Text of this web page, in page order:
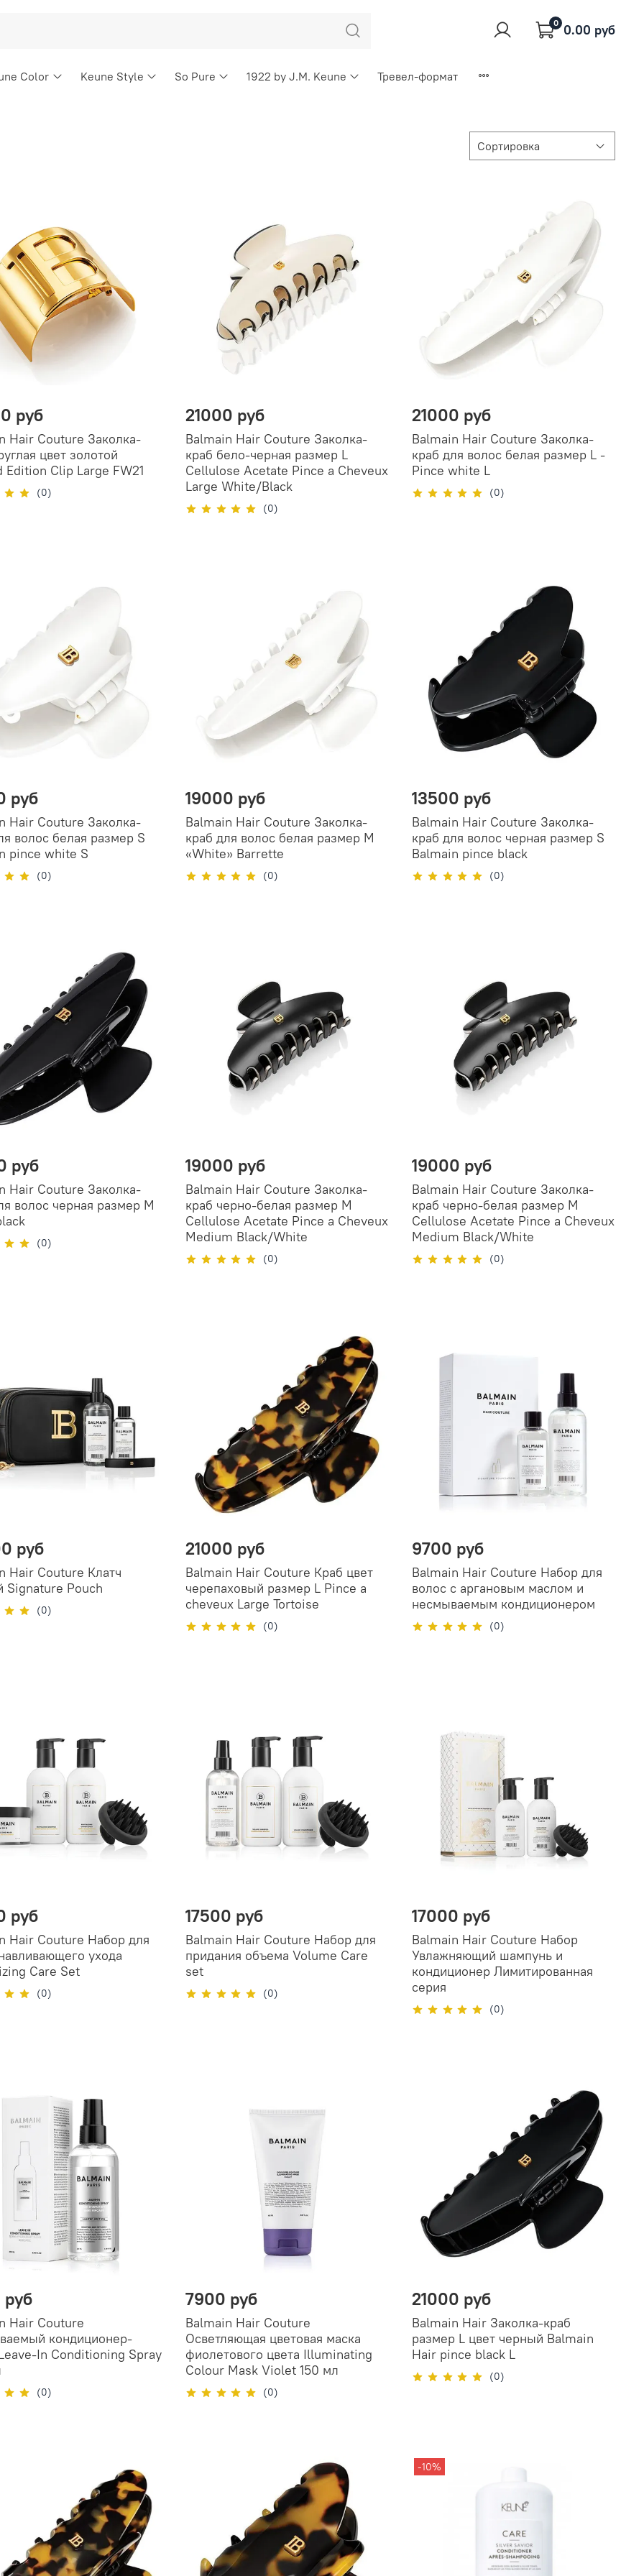
0 0.00 руб
Color Keune Style So Pure 1922 by J.M. Keune Тревел-формат
руб
Hair Couture Заколка-
цвет золотой
Edition Clip Large FW21
(0)
21000 руб
Balmain Hair Couture Заколка-
краб бело-черная размер L
Cellulose Acetate Pince a Cheveux
Large White/Black
(0)
21000 руб
Balmain Hair Couture Заколка-
краб для волос белая размер L -
Pince white L
(0)
руб
Hair Couture Заколка-
волос белая размер S
pince white S
(0)
19000 руб
Balmain Hair Couture Заколка-
краб для волос белая размер М
«White» Barrette
(0)
13500 руб
Balmain Hair Couture Заколка-
краб для волос черная размер S
Balmain pince black
(0)
руб
Hair Couture Заколка-
волос черная размер М
(0)
19000 руб
Balmain Hair Couture Заколка-
краб черно-белая размер M
Cellulose Acetate Pince a Cheveux
Medium Black/White
(0)
19000 руб
Balmain Hair Couture Заколка-
краб черно-белая размер M
Cellulose Acetate Pince a Cheveux
Medium Black/White
(0)
руб
Hair Couture Клатч
Signature Pouch
(0)
21000 руб
Balmain Hair Couture Краб цвет
черепаховый размер L Pince a
cheveux Large Tortoise
(0)
9700 руб
Balmain Hair Couture Набор для
волос с аргановым маслом и
несмываемым кондиционером
(0)
руб
Hair Couture Набор для
ухода
Care Set
(0)
17500 руб
Balmain Hair Couture Набор для
придания объема Volume Care
set
(0)
17000 руб
Balmain Hair Couture Набор
Увлажняющий шампунь и
кондиционер Лимитированная
серия
(0)
Hair Couture
кондиционер-
In Conditioning Spray
(0)
7900 руб
Balmain Hair Couture
Осветляющая цветовая маска
фиолетового цвета Illuminating
Colour Mask Violet 150 мл
(0)
21000 руб
Balmain Hair Заколка-краб
размер L цвет черный Balmain
Hair pince black L
(0)
-10%